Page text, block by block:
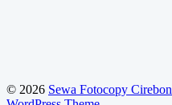
© 2026 Sewa Fotocopy Cirebon